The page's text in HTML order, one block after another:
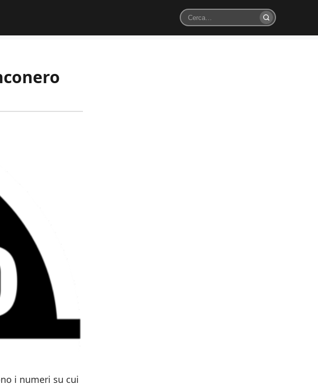
Cerca
i numeri su cui